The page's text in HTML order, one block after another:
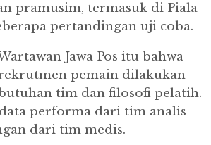
pramusim, termasuk di Piala
pertandingan uji coba.
Jawa Pos itu bahwa
pemain dilakukan
tim dan filosofi pelatih.
performa dari tim analis
dari tim medis.